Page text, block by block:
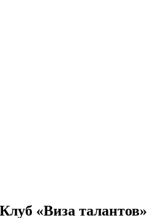
Клуб «Виза талантов»